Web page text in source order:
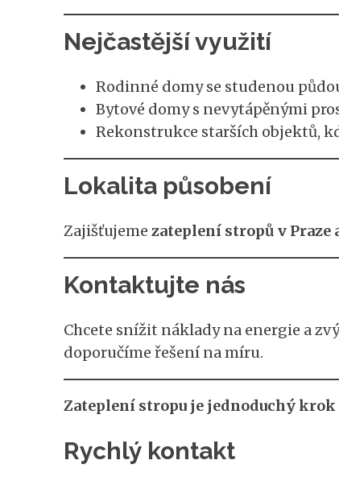
Nejčastější využití
Rodinné domy se studenou
Bytové domy s nevytápěnými
Rekonstrukce starších objektů,
Lokalita působení
Zajišťujeme zateplení stropů v Praze
Kontaktujte nás
Chcete snížit náklady na energie a
doporučíme řešení na míru.
Zateplení stropu je jednoduchý
Rychlý kontakt